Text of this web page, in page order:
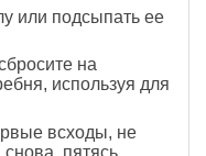
или подсыпать ее
на
используя для
всходы, не